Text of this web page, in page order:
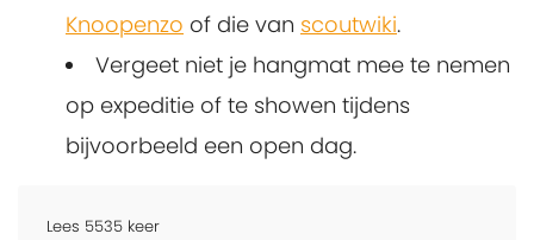
Knoopenzo of die van scoutwiki.
Vergeet niet je hangmat mee te nemen
op expeditie of te showen tijdens
bijvoorbeeld een open dag.
Lees 5535 keer